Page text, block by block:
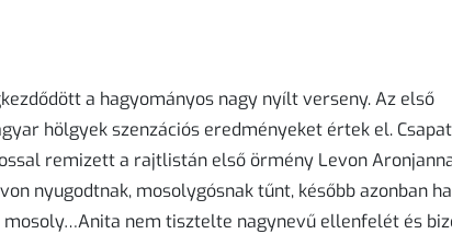
a hagyományos nagy nyílt verseny. Az első
hölgyek szenzációs eredményeket értek el.
remizett a rajtlistán első örmény Levon
nyugodtnak, mosolygósnak tűnt, később azonban
nem tisztelte nagynevű ellenfelét és